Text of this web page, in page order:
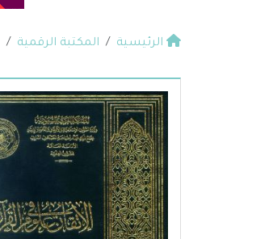
الرئيسية المكتبة الرقمية